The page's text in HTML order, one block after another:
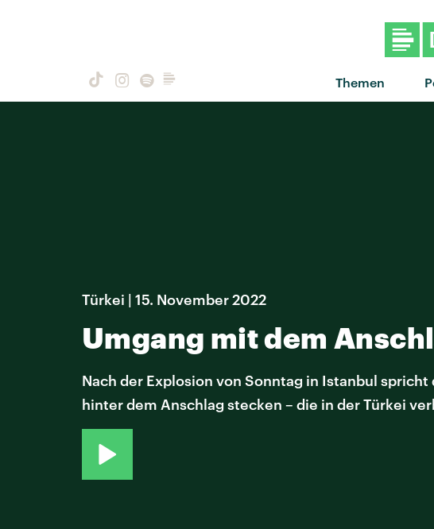
Themen
Türkei | 15. November 2022
Umgang mit dem
Nach der Explosion von Sonntag in Istanbul
hinter dem Anschlag stecken – die in der Türkei